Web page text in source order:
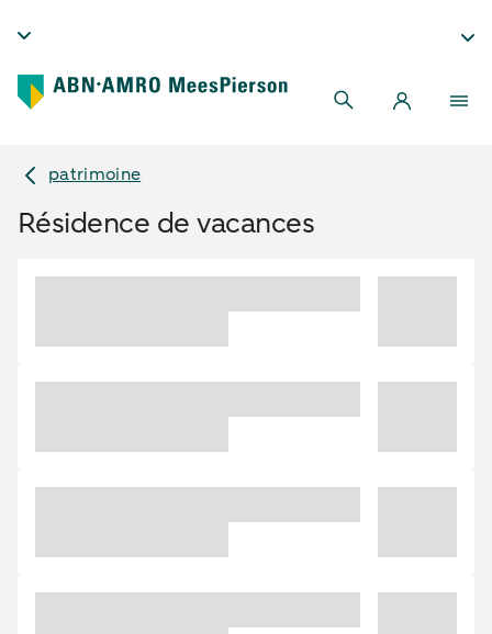
patrimoine
Résidence de vacances